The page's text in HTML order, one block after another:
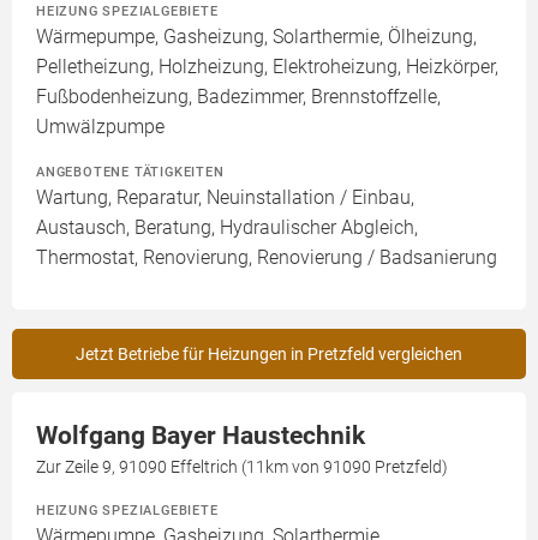
HEIZUNG SPEZIALGEBIETE
Wärmepumpe, Gasheizung, Solarthermie, Ölheizung,
Pelletheizung, Holzheizung, Elektroheizung, Heizkörper,
Fußbodenheizung, Badezimmer, Brennstoffzelle,
Umwälzpumpe
ANGEBOTENE TÄTIGKEITEN
Wartung, Reparatur, Neuinstallation / Einbau,
Austausch, Beratung, Hydraulischer Abgleich,
Thermostat, Renovierung, Renovierung / Badsanierung
Jetzt Betriebe für Heizungen in Pretzfeld vergleichen
Wolfgang Bayer Haustechnik
Zur Zeile 9, 91090 Effeltrich (11km von 91090 Pretzfeld)
HEIZUNG SPEZIALGEBIETE